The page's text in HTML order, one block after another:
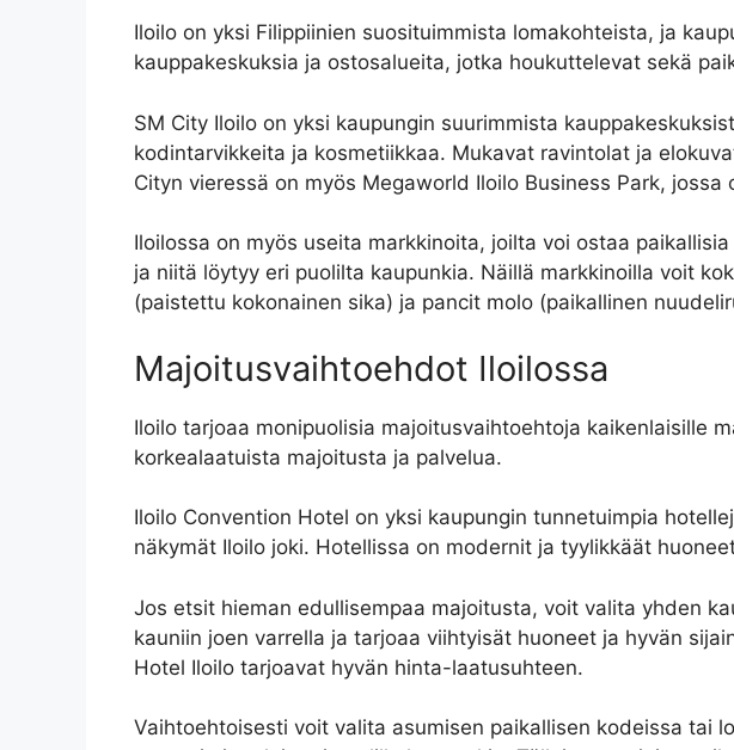
Iloilo on yksi Filippiinien suosituimmista lomakohteista, ja
kauppakeskuksia ja ostosalueita, jotka houkuttelevat sekä
SM City Iloilo on yksi kaupungin suurimmista
kodintarvikkeita ja kosmetiikkaa. Mukavat ravintolat ja
Cityn vieressä on myös Megaworld Iloilo Business Park,
Iloilossa on myös useita markkinoita, joilta voi ostaa
ja niitä löytyy eri puolilta kaupunkia. Näillä markkinoilla voit
(paistettu kokonainen sika) ja pancit molo (paikallinen
Majoitusvaihtoehdot Iloilossa
Iloilo tarjoaa monipuolisia majoitusvaihtoehtoja kaikenlaisille
korkealaatuista majoitusta ja palvelua.
Iloilo Convention Hotel on yksi kaupungin tunnetuimpia
näkymät Iloilo joki. Hotellissa on modernit ja tyylikkäät
Jos etsit hieman edullisempaa majoitusta, voit valita yhden
kauniin joen varrella ja tarjoaa viihtyisät huoneet ja hyvän
Hotel Iloilo tarjoavat hyvän hinta-laatusuhteen.
Vaihtoehtoisesti voit valita asumisen paikallisen kodeissa tai